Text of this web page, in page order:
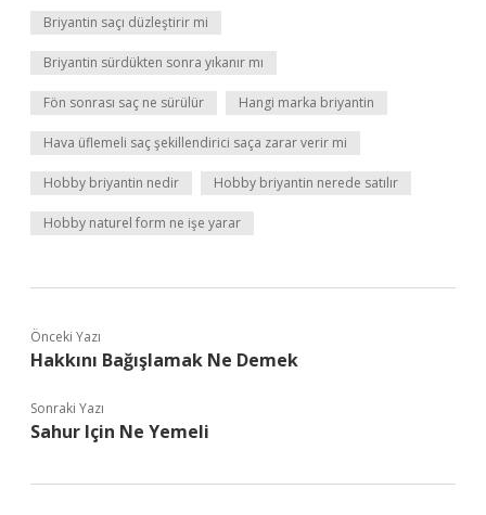
Briyantin saçı düzleştirir mi
Briyantin sürdükten sonra yıkanır mı
Fön sonrası saç ne sürülür Hangi marka briyantin
Hava üflemeli saç şekillendirici saça zarar verir mi
Hobby briyantin nedir Hobby briyantin nerede satılır
Hobby naturel form ne işe yarar
Önceki Yazı
Hakkını Bağışlamak Ne Demek
Sonraki Yazı
Sahur Için Ne Yemeli